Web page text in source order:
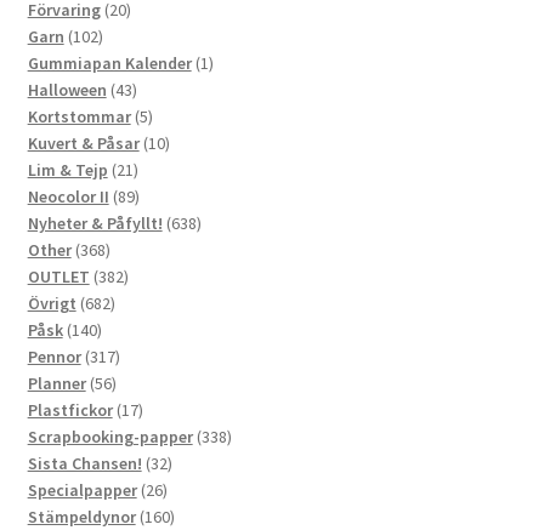
Förvaring 2020
Garn 102102
produkter
Gummiapan Kalender 11
Halloween 4343
produkter
Kortstommar 55
produkter
Kuvert & Påsar 1010
Lim & Tejp 2121
produkter
Neocolor II 8989
produkter
Nyheter & Påfyllt! 638638
Other 368368
produkter
OUTLET 382382
Övrigt 682682
Påsk 140140
produkter
Pennor 317317
produkter
Planner 5656
produkter
Plastfickor 1717
produkter
Scrapbooking-papper 338338
Sista Chansen! 3232
produkter
Specialpapper 2626
produkter
Stämpeldynor 160160